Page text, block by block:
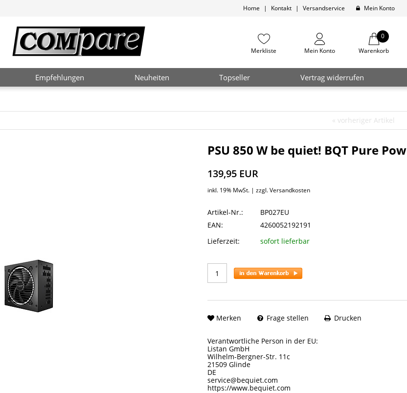
Home | Kontakt | Versandservice Mein Konto
Merkliste Mein Konto
0
Warenkorb
Empfehlungen Neuheiten Topseller Vertrag widerrufen
« vorheriger Artikel
PSU 850 W be quiet! BQT Pure
139,95 EUR
inkl. 19% MwSt. | zzgl. Versandkosten
Artikel-Nr.:
BP027EU
EAN:
4260052192191
Lieferzeit:
sofort lieferbar
Merken Frage stellen Drucken
Verantwortliche Person in der EU:
Listan GmbH
Wilhelm-Bergner-Str. 11c
21509 Glinde
DE
service@bequiet.com
https://www.bequiet.com